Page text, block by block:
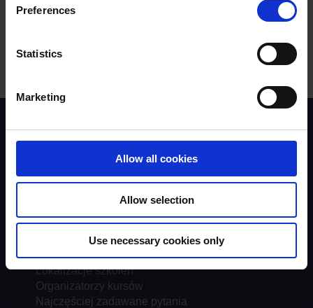
Preferences
Statistics
Marketing
Allow all cookies
Allow selection
Use necessary cookies only
Trenerzy
Referencje
Lokalizacje szkoleń
Organizatorzy kursów
Najczęściej zadawane pytania